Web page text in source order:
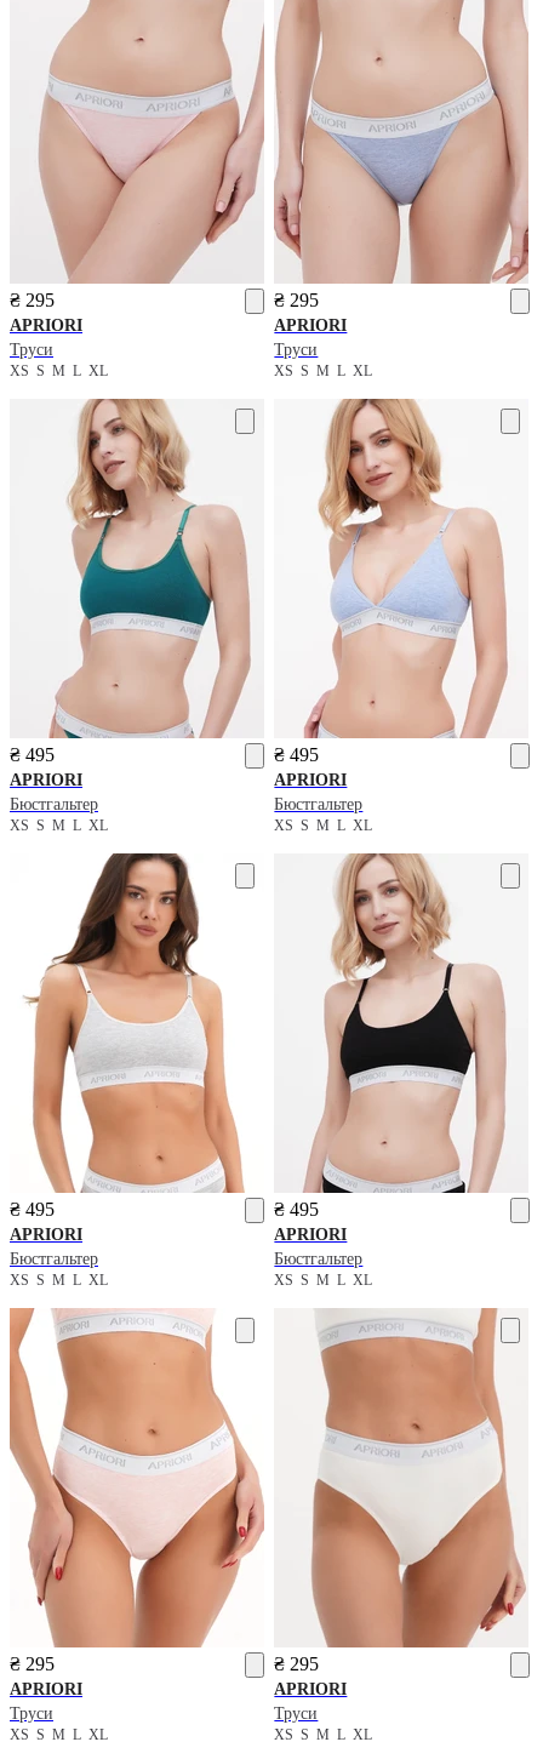
₴ 295
APRIORI
Труси
XS S M L XL
₴ 295
APRIORI
Труси
XSSMLXL
₴ 495
APRIORI
Бюстгальтер
XS S M L XL
₴ 495
APRIORI
Бюстгальтер
XSSMLXL
₴ 495
APRIORI
Бюстгальтер
XS S M L XL
₴ 495
APRIORI
Бюстгальтер
XSSMLXL
₴ 295
APRIORI
Труси
XS S M L XL
₴ 295
APRIORI
Труси
XSSMLXL